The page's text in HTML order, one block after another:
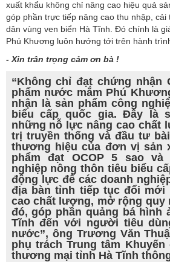
xuất khẩu không chỉ nâng cao hiệu quả
góp phần trực tiếp nâng cao thu nhập,
dân vùng ven biển Hà Tĩnh. Đó chính là
Phú Khương luôn hướng tới trên hành
- Xin trân trọng cảm ơn bà !
“Không chỉ đạt chứng nhận
phẩm nước mắm Phú
nhận là sản phẩm công
biểu cấp quốc gia. Đây là
những nỗ lực nâng cao chất
trị truyền thống và đầu tư
thương hiệu của đơn vị sản
phẩm đạt OCOP 5 sao và
nghiệp nông thôn tiêu biểu
động lực để các doanh
địa bàn tỉnh tiếp tục đổi mới
cao chất lượng, mở rộng quy
đó, góp phần quảng bá hình
Tĩnh đến với người tiêu
nước”, ông Trương Văn
phụ trách Trung tâm
thương mại tỉnh Hà Tĩnh